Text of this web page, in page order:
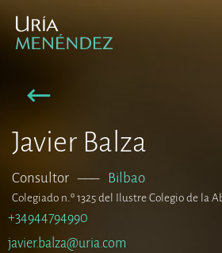
Javier Balza
Consultor ––– Bilbao
Colegiado n.º 1325 del Ilustre Colegio de la
+34944794990
javier.balza@uria.com